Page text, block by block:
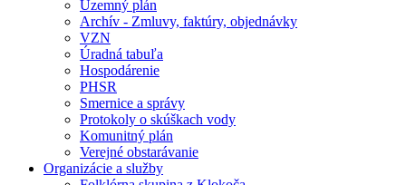
Územný plán
Archív - Zmluvy, faktúry, objednávky
VZN
Úradná tabuľa
Hospodárenie
PHSR
Smernice a správy
Protokoly o skúškach vody
Komunitný plán
Verejné obstarávanie
Organizácie a služby